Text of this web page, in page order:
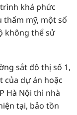
khá phức
thẩm mỹ, một số
không thể sử
sắt đô thị số 1,
của dự án hoặc
Hà Nội thì nhà
tại, bảo tồn